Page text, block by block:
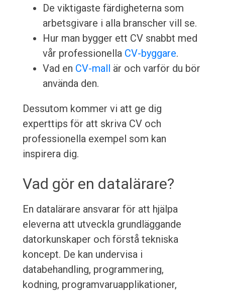
De viktigaste färdigheterna som
arbetsgivare i alla branscher vill se.
Hur man bygger ett CV snabbt med
vår professionella CV-byggare.
Vad en CV-mall är och varför du bör
använda den.
Dessutom kommer vi att ge dig
experttips för att skriva CV och
professionella exempel som kan
inspirera dig.
Vad gör en datalärare?
En datalärare ansvarar för att hjälpa
eleverna att utveckla grundläggande
datorkunskaper och förstå tekniska
koncept. De kan undervisa i
databehandling, programmering,
kodning, programvaruapplikationer,